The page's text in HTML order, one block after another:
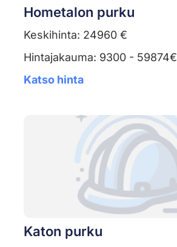
Hometalon purku
Keskihinta: 24960 €
Hintajakauma: 9300 - 59874€
Katso hinta
Katon purku